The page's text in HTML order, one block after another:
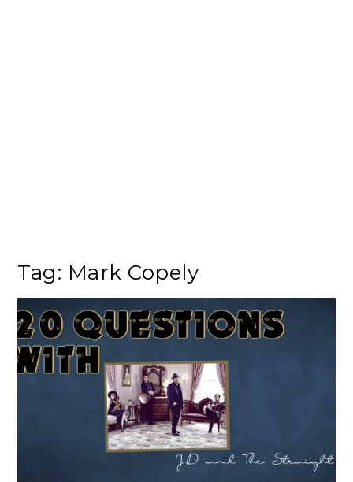
Tag: Mark Copely